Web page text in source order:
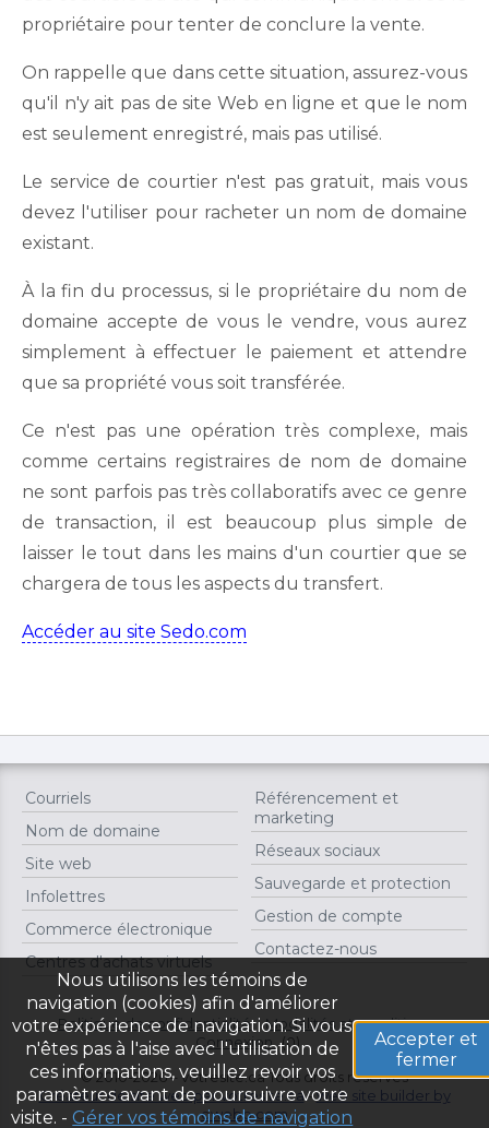
Nous utilisons les témoins de
navigation (cookies) afin d'améliorer
votre expérience de navigation. Si vous
n'êtes pas à l'aise avec l'utilisation de
ces informations, veuillez revoir vos
paramètres avant de poursuivre votre
visite. -Gérer vos témoins de navigation
Accepter et
fermer
propriétaire pour tenter de conclure la vente.
On rappelle que dans cette situation, assurez-vous
qu'il n'y ait pas de site Web en ligne et que le nom
est seulement enregistré, mais pas utilisé.
Le service de courtier n'est pas gratuit, mais vous
devez l'utiliser pour racheter un nom de domaine
existant.
À la fin du processus, si le propriétaire du nom de
domaine accepte de vous le vendre, vous aurez
simplement à effectuer le paiement et attendre
que sa propriété vous soit transférée.
Ce n'est pas une opération très complexe, mais
comme certains registraires de nom de domaine
ne sont parfois pas très collaboratifs avec ce genre
de transaction, il est beaucoup plus simple de
laisser le tout dans les mains d'un courtier que se
chargera de tous les aspects du transfert.
Accéder au site Sedo.com
Courriels
Nom de domaine
Site web
Infolettres
Commerce électronique
Centres d'achats virtuels
Référencement et
marketing
Réseaux sociaux
Sauvegarde et protection
Gestion de compte
Contactez-nous
Politique de confidentialité
Modalités et conditions
Connexion (0)
© 2010-2026 – votresite.ca Tous droits réservés
Créateur de site web par votresite.ca-web site builder by
owebo.com